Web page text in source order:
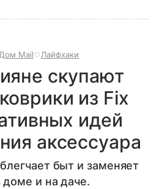
Mail Лайфхаки
скупают
из Fix
идей
аксессуара
быт и заменяет
и на даче.